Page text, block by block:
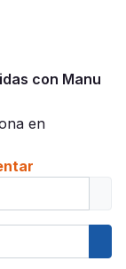
con Manu
en